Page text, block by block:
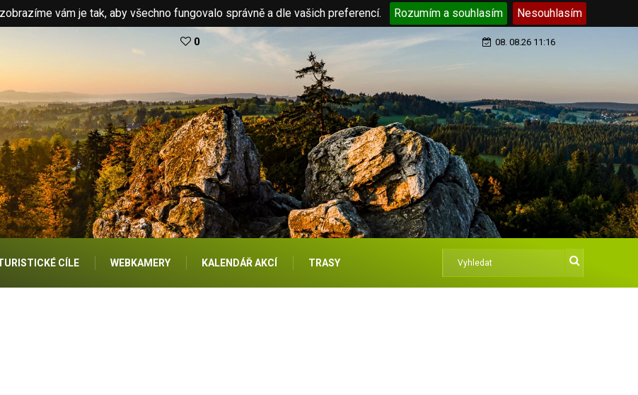
vám je tak, aby všechno fungovalo správně a dle vašich preferencí. Rozumím a souhlasím Nesouhlasím
0 08. 08.26 11:16
CÍLE WEBKAMERY KALENDÁŘ AKCÍ TRASY